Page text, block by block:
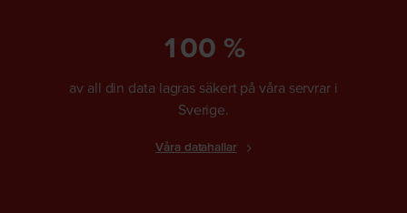
100 %
av all din data lagras säkert på våra servrar i
Sverige.
Våra datahallar